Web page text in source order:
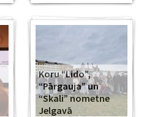
Koru “Lido”,
“Pārgauja” un
“Skali” nometne
Jelgavā